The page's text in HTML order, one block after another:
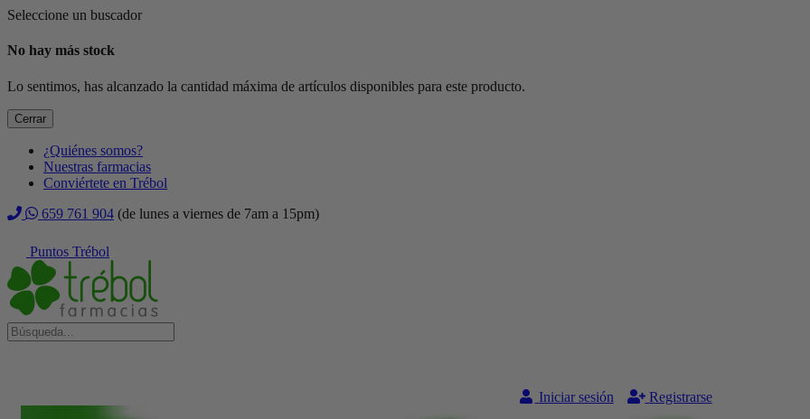
Seleccione un buscador
No hay más stock
Lo sentimos, has alcanzado la cantidad máxima de artículos disponibles para este producto.
Cerrar
¿Quiénes somos?
Nuestras farmacias
Conviértete en Trébol
659 761 904 (de lunes a viernes de 7am a 15pm)
Puntos Trébol
Iniciar sesión Registrarse